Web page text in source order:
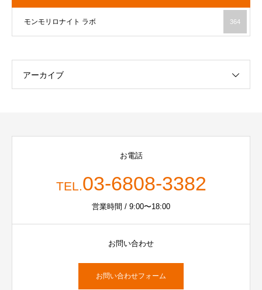
モンモリロナイト ラボ 364
アーカイブ
お電話
TEL.03-6808-3382
営業時間 / 9:00〜18:00
お問い合わせ
お問い合わせフォーム